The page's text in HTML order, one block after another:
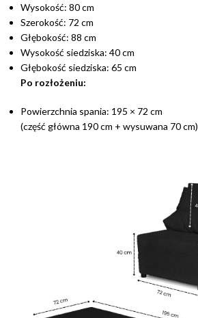
Wysokość: 80 cm
Szerokość: 72 cm
Głębokość: 88 cm
Wysokość siedziska: 40 cm
Głębokość siedziska: 65 cm
Po rozłożeniu:
Powierzchnia spania: 195 × 72 cm
(część główna 190 cm + wysuwana 70 cm)